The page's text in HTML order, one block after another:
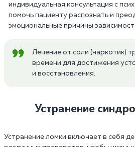
индивидуальная консультация с
помочь пациенту распознать и
эмоциональные причины
Лечение от соли (наркотик)
времени для достижения
и восстановления.
Устранение
Устранение ломки включает в себя